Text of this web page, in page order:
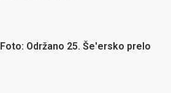
Foto: Održano 25. Še'ersko prelo